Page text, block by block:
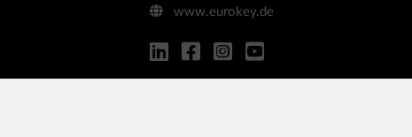
www.eurokey.de